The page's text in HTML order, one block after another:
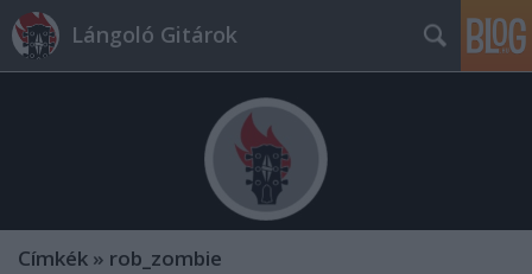
Lángoló Gitárok
Címkék » rob_zombie